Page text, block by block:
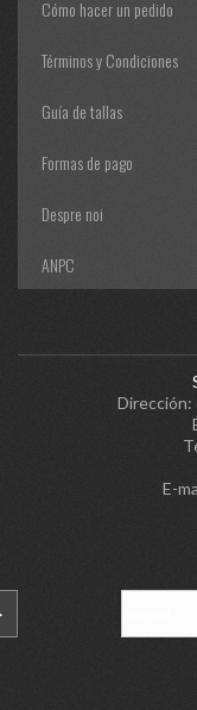
Cómo hacer un pedido
Términos y Condiciones
Guía de tallas
Formas de pago
Despre noi
ANPC
Dirección:
E-